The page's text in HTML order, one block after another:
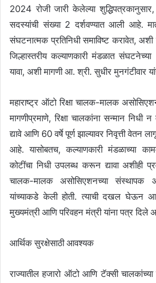
2024 रोजी जारी केलेल्या
सदस्यांची संख्या 2 दर्शवण्यात आली आहे.
संघटनात्मक प्रतिनिधी समाविष्ट करावेत,
जिल्हास्तरीय कल्याणकारी मंडळात
यावा, अशी मागणी आ. श्री. सुधीर मुनगंटीवार
महाराष्ट्र ऑटो रिक्षा चालक-मालक
मागणीप्रमाणे, रिक्षा चालकांना सन्मान निधी
द्यावे आणि 60 वर्षे पूर्ण झाल्यावर निवृत्ती वेतन
आहे. यासोबतच, कल्याणकारी मंडळाच्या
कोटींचा निधी उपलब्ध करून द्यावा अशीही
चालक-मालक असोसिएशनच्या संस्थापक
यांच्याकडे केली होती. त्याची दखल घेऊन आ.
मुख्यमंत्री आणि परिवहन मंत्री यांना पत्र दिले
आर्थिक सुरक्षेसाठी आवश्यक
राज्यातील हजारो ऑटो आणि टॅक्सी